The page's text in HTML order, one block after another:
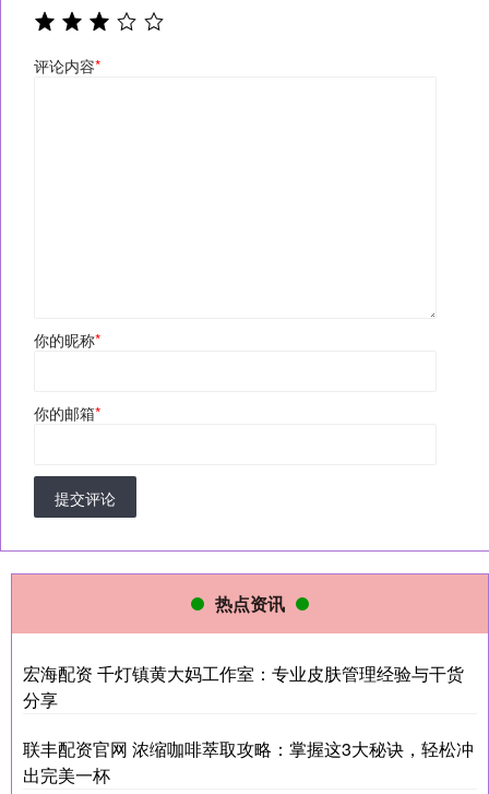
评论内容*
你的昵称*
你的邮箱*
提交评论
热点资讯
宏海配资 千灯镇黄大妈工作室：专业皮肤管理经验与干货
分享
联丰配资官网 浓缩咖啡萃取攻略：掌握这3大秘诀，轻松冲
出完美一杯